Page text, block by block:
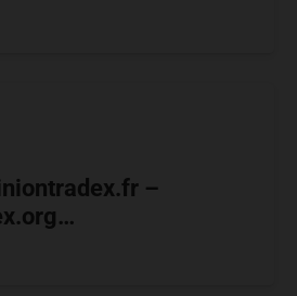
–